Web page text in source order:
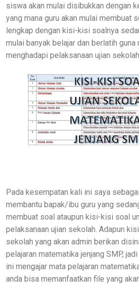
siswa akan mulai disibukkan dengan
yang mana guru akan mulai membuat
lengkap dengan kisi-kisi soalnya
mulai banyak belajar dan berlatih
menghadapi pelaksanaan ujian sekolah.
Pada kesempatan kali ini saya
membantu bapak/ibu guru yang
membuat soal ataupun kisi-kisi soal
pelaksanaan ujian sekolah. Adapun
sekolah yang akan admin berikan
pelajaran matematika jenjang SMP,
ini mengajar mata pelajaran
anda bisa memanfaatkan file yang